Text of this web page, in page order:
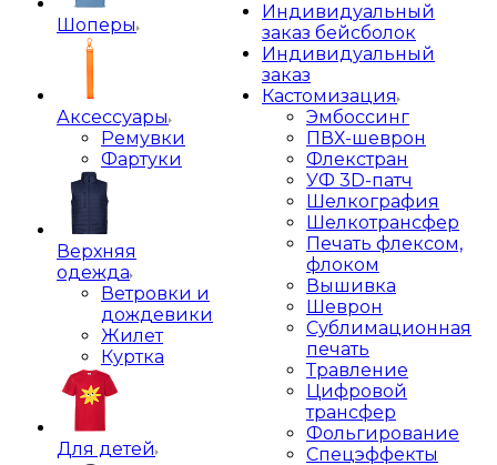
Шоперы
Аксессуары
Ремувки
Фартуки
Верхняя
одежда
Ветровки и
дождевики
Жилет
Куртка
Для детей
Индивидуальный
заказ бейсболок
Индивидуальный
заказ
Кастомизация
Эмбоссинг
ПВХ-шеврон
Флекстран
УФ 3D-патч
Шелкография
Шелкотрансфер
Печать флексом,
флоком
Вышивка
Шеврон
Сублимационная
печать
Травление
Цифровой
трансфер
Фольгирование
Спецэффекты